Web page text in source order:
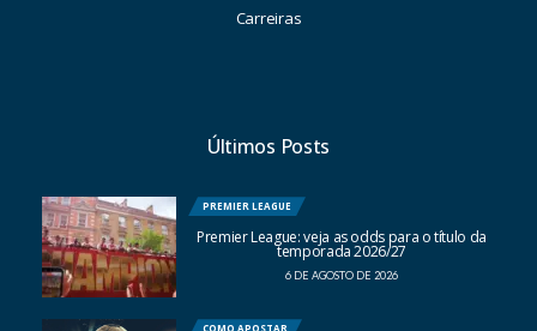
Carreiras
Últimos Posts
PREMIER LEAGUE
Premier League: veja as odds para o título da
temporada 2026/27
6 DE AGOSTO DE 2026
COMO APOSTAR